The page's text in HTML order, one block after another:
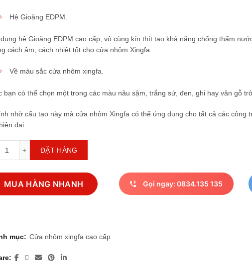
Hệ Gioăng EDPM.
hệ Gioăng EDPM cao cấp, vô cùng kín thít tạo khả năng chống thấm
cách âm, cách nhiệt tốt cho cửa nhôm Xingfa.
Về màu sắc cửa nhôm xingfa.
bạn có thể chọn một trong các màu nâu sậm, trắng sứ, đen, ghi hay vân gỗ
nhờ cấu tạo này mà cửa nhôm Xingfa có thể ứng dụng cho tất cả các công
đại
Cửa nhôm xingfa số lượng
ĐẶT HÀNG
MUA HÀNG NHANH Gọi ngay: 0834.135 135
mục: Cửa nhôm xingfa cao cấp